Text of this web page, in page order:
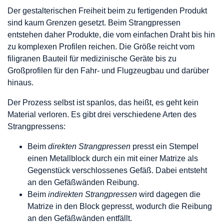
Der gestalterischen Freiheit beim zu fertigenden Produkt
sind kaum Grenzen gesetzt. Beim Strangpressen
entstehen daher Produkte, die vom einfachen Draht bis hin
zu komplexen Profilen reichen. Die Größe reicht vom
filigranen Bauteil für medizinische Geräte bis zu
Großprofilen für den Fahr- und Flugzeugbau und darüber
hinaus.
Der Prozess selbst ist spanlos, das heißt, es geht kein
Material verloren. Es gibt drei verschiedene Arten des
Strangpressens:
Beim direkten Strangpressen presst ein Stempel
einen Metallblock durch ein mit einer Matrize als
Gegenstück verschlossenes Gefäß. Dabei entsteht
an den Gefäßwänden Reibung.
Beim indirekten Strangpressen wird dagegen die
Matrize in den Block gepresst, wodurch die Reibung
an den Gefäßwänden entfällt.